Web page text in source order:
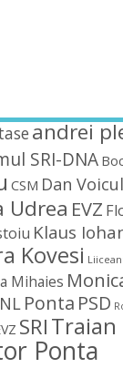
andrei
SRI-DNA
CSM Dan
Udrea EVZ
Klaus
Kovesi
Mihaies
Ponta PSD
SRITraian
Ponta